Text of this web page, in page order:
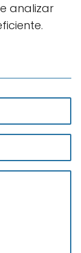
analizar